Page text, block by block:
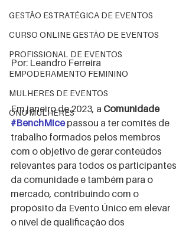
GESTÃO ESTRATÉGICA DE EVENTOS
CURSO ONLINE GESTÃO DE EVENTOS
PROFISSIONAL DE EVENTOS
EMPODERAMENTO FEMININO
MULHERES DE EVENTOS
ONU MULHERES
Por: Leandro Ferreira
Em janeiro de 2023, a Comunidade
#BenchMice passou a ter comitês de
trabalho formados pelos membros
com o objetivo de gerar conteúdos
relevantes para todos os participantes
da comunidade e também para o
mercado, contribuindo com o
propósito da Evento Único em elevar
o nível de qualificação dos